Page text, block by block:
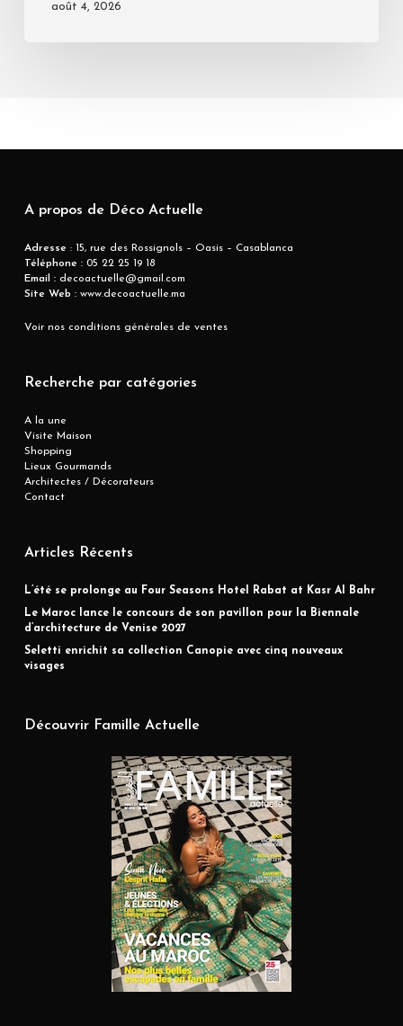
août 4, 2026
A propos de Déco Actuelle
Adresse : 15, rue des Rossignols – Oasis – Casablanca
Téléphone :05 22 25 19 18
Email :decoactuelle@gmail.com
Site Web :www.decoactuelle.ma
Voir nos conditions générales de ventes
Recherche par catégories
A la une
Visite Maison
Shopping
Lieux Gourmands
Architectes / Décorateurs
Contact
Articles Récents
L’été se prolonge au Four Seasons Hotel Rabat at Kasr Al Bahr
Le Maroc lance le concours de son pavillon pour la Biennale
d’architecture de Venise 2027
Seletti enrichit sa collection Canopie avec cinq nouveaux
visages
Découvrir Famille Actuelle